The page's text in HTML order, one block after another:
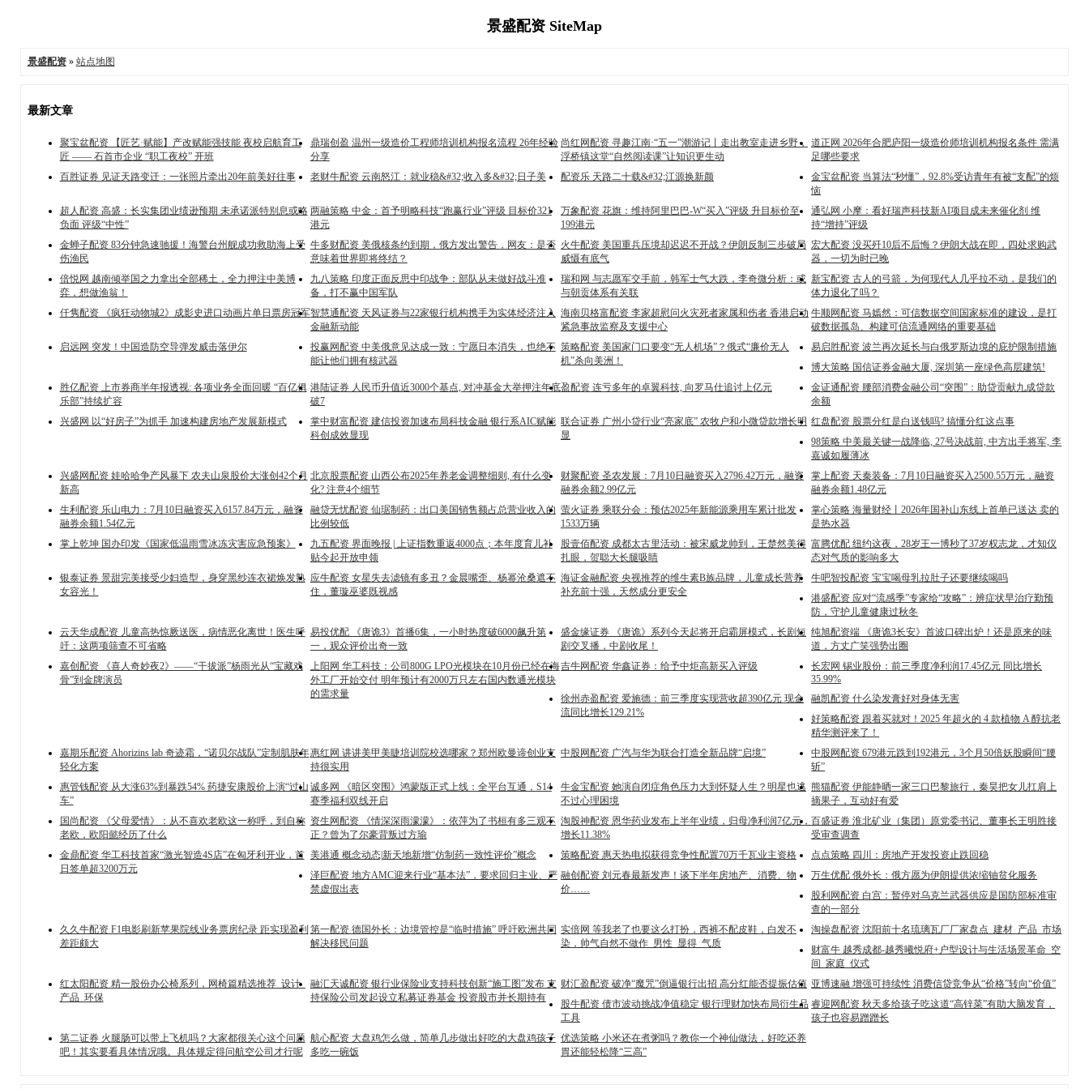
景盛配资 SiteMap
景盛配资» 站点地图
最新文章
聚宝盆配资 【匠艺·赋能】产改赋能强技能 夜校启航育工
匠 —— 石首市企业 “职工夜校” 开班
鼎瑞创盈 温州一级造价工程师培训机构报名流程 26年经验
分享
尚红网配资 寻趣江南·“五一”潮游记丨走出教室走进乡野，
浮桥镇这堂“自然阅读课”让知识更生动
道正网 2026年合肥庐阳一级造价师培训机构报名条件 需满
足哪些要求
百胜证券 见证天路变迁：一张照片牵出20年前美好往事
老财牛配资 云南怒江：就业稳&#32;收入多&#32;日子美 配资乐 天路二十载&#32;江源换新颜
金宝盆配资 当算法“秒懂”，92.8%受访青年有被“支配”的烦
恼
超人配资 高盛：长实集团业绩逊预期 未承诺派特别息或略
负面 评级“中性”
两融策略 中金：首予明略科技“跑赢行业”评级 目标价321
港元
万象配资 花旗：维持阿里巴巴-W“买入”评级 升目标价至
199港元
通弘网 小摩：看好瑞声科技新AI项目成未来催化剂 维
持“增持”评级
金蝉子配资 83分钟急速驰援！海警台州舰成功救助海上受
伤渔民
牛多财配资 美俄核条约到期，俄方发出警告，网友：是否
意味着世界即将终结？
火牛配资 美国重兵压境却迟迟不开战？伊朗反制三步破局
威慑有底气
宏大配资 没买歼10后不后悔？伊朗大战在即，四处求购武
器，一切为时已晚
倍悦网 越南倾举国之力拿出全部稀土，全力押注中美博
弈，想做渔翁！
九八策略 印度正面反思中印战争：部队从未做好战斗准
备，打不赢中国军队
瑞和网 与志愿军交手前，韩军士气大跌，李奇微分析：或
与朝贡体系有关联
新宝配资 古人的弓箭，为何现代人几乎拉不动，是我们的
体力退化了吗？
仟隽配资 《疯狂动物城2》成影史进口动画片单日票房冠军智慧通配资 天风证券与22家银行机构携手为实体经济注入
金融新动能
海南贝格富配资 李家超慰问火灾死者家属和伤者 香港启动
紧急事故监察及支援中心
牛顺网配资 马嫣然：可信数据空间国家标准的建设，是打
破数据孤岛、构建可信流通网络的重要基础
启远网 突发！中国造防空导弹发威击落伊尔
投赢网配资 中美俄意见达成一致：宁愿日本消失，也绝不
能让他们拥有核武器
策略配资 美国家门口要变“无人机场”？俄式“廉价无人
机”杀向美洲！
易启胜配资 波兰再次延长与白俄罗斯边境的庇护限制措施
博大策略 国信证券金融大厦, 深圳第一座绿色高层建筑!
胜亿配资 上市券商半年报透视: 各项业务全面回暖 “百亿俱
乐部”持续扩容
港陆证券 人民币升值近3000个基点, 对冲基金大举押注年底
破7
盈配资 连亏多年的卓翼科技, 向罗马仕追讨上亿元
金证通配资 腰部消费金融公司“突围”：助贷贡献九成贷款
余额
兴盛网 以“好房子”为抓手 加速构建房地产发展新模式
掌中财富配资 建信投资加速布局科技金融 银行系AIC赋能
科创成效显现
联合证券 广州小贷行业“亮家底” 农牧户和小微贷款增长明
显
红盘配资 股票分红是白送钱吗? 搞懂分红这点事
98策略 中美最关键一战降临, 27号决战前, 中方出手将军, 李
嘉诚如履薄冰
兴盛网配资 娃哈哈争产风暴下 农夫山泉股价大涨创42个月
新高
北京股票配资 山西公布2025年养老金调整细则, 有什么变
化? 注意4个细节
财聚配资 圣农发展：7月10日融资买入2796.42万元，融资
融券余额2.99亿元
掌上配资 天秦装备：7月10日融资买入2500.55万元，融资
融券余额1.48亿元
生利配资 乐山电力：7月10日融资买入6157.84万元，融资
融券余额1.54亿元
融贷无忧配资 仙琚制药：出口美国销售额占总营业收入的
比例较低
萤火证券 乘联分会：预估2025年新能源乘用车累计批发
1533万辆
掌心策略 海量财经丨2026年国补山东线上首单已送达 卖的
是热水器
掌上乾坤 国办印发《国家低温雨雪冰冻灾害应急预案》
九五配资 界面晚报 | 上证指数重返4000点；本年度育儿补
贴今起开放申领
股壹佰配资 成都太古里活动：被宋威龙帅到，王楚然美得
扎眼，贺聪大长腿吸睛
富腾优配 纽约这夜，28岁王一博秒了37岁权志龙，才知仪
态对气质的影响多大
银泰证券 景甜完美接受少妇造型，身穿黑纱连衣裙焕发熟
女容光！
应牛配资 女星失去滤镜有多丑？金晨嘴歪、杨幂沧桑遮不
住，董璇巫婆既视感
海证金融配资 央视推荐的维生素B族品牌，儿童成长营养
补充前十强，天然成分更安全
牛吧智投配资 宝宝喝母乳拉肚子还要继续喝吗
港盛配资 应对“流感季”专家给“攻略”：辨症状早治疗勤预
防，守护儿童健康过秋冬
云天华成配资 儿童高热惊厥送医，病情恶化离世！医生呼
吁：这两项筛查不可省略
易投优配 《唐诡3》首播6集，一小时热度破6000飙升第
一，观众评价出奇一致
盛金缘证券 《唐诡》系列今天起将开启霸屏模式，长剧短
剧交叉播，中剧收尾！
纯旭配资端 《唐诡3长安》首波口碑出炉！还是原来的味
道，方丈广笑强势出圈
嘉创配资 《喜人奇妙夜2》——“干拔派”杨雨光从“宝藏戏
骨”到金牌演员
上阳网 华工科技：公司800G LPO光模块在10月份已经在海
外工厂开始交付 明年预计有2000万只左右国内数通光模块
的需求量
吉牛网配资 华鑫证券：给予中炬高新买入评级
长宏网 锡业股份：前三季度净利润17.45亿元 同比增长
35.99%
徐州赤盈配资 爱施德：前三季度实现营收超390亿元 现金
流同比增长129.21%
融凯配资 什么染发膏好对身体无害
好策略配资 跟着买就对！2025 年超火的 4 款植物 A 醇抗老
精华测评来了！
嘉期乐配资 Ahorizins lab 奇迹霜，“诺贝尔战队”定制肌肤年
轻化方案
惠红网 讲讲美甲美睫培训院校选哪家？郑州欧曼谛创业支
持很实用
中股网配资 广汽与华为联合打造全新品牌“启境”
中股网配资 679港元跌到192港元，3个月50倍妖股瞬间“腰
斩”
惠管钱配资 从大涨63%到暴跌54% 药捷安康股价上演“过山
车”
诚多网 《暗区突围》鸿蒙版正式上线：全平台互通，S14
赛季福利双线开启
牛金宝配资 她演自闭症角色压力大到怀疑人生？明星也逃
不过心理困境
熊猫配资 伊能静晒一家三口巴黎旅行，秦昊把女儿扛肩上
摘果子，互动好有爱
国尚配资 《父母爱情》：从不喜欢老欧这一称呼，到自称
老欧，欧阳懿经历了什么
资生网配资 《情深深雨濛濛》：依萍为了书桓有多三观不
正？曾为了尔豪背叛过方瑜
淘股神配资 恩华药业发布上半年业绩，归母净利润7亿元，
增长11.38%
百盛证券 淮北矿业（集团）原党委书记、董事长王明胜接
受审查调查
金鼎配资 华工科技首家“激光智造4S店”在匈牙利开业，首
日签单超3200万元
美港通 概念动态|新天地新增“仿制药一致性评价”概念 策略配资 惠天热电拟获得竞争性配置70万千瓦业主资格
点点策略 四川：房地产开发投资止跌回稳
泽巨配资 地方AMC迎来行业“基本法”，要求回归主业、严
禁虚假出表
融创配资 刘元春最新发声！谈下半年房地产、消费、物
价……
万生优配 俄外长：俄方愿为伊朗提供浓缩铀贫化服务
股利网配资 白宫：暂停对乌克兰武器供应是国防部标准审
查的一部分
久久牛配资 F1电影刷新苹果院线业务票房纪录 距实现盈利
差距颇大
第一配资 德国外长：边境管控是“临时措施” 呼吁欧洲共同
解决移民问题
实倍网 等我老了也要这么打扮，西裤不配皮鞋，白发不
染，帅气自然不做作_男性_显得_气质
淘操盘配资 沈阳前十名琉璃瓦厂厂家盘点_建材_产品_市场
财富牛 越秀成都-越秀曦悦府+户型设计与生活场景革命_空
间_家庭_仪式
红太阳配资 精一股份办公椅系列，网椅篇精选推荐_设计_
产品_环保
融汇天诚配资 银行业保险业支持科技创新“施工图”发布 支
持保险公司发起设立私募证券基金 投资股市并长期持有
财汇盈配资 破净“魔咒”倒逼银行出招 高分红能否提振估值 亚博速融 增强可持续性 消费信贷竞争从“价格”转向“价值”
股牛配资 债市波动挑战净值稳定 银行理财加快布局衍生品
工具
睿迎网配资 秋天多给孩子吃这道“高锌菜”有助大脑发育，
孩子也容易蹭蹭长
第二证券 火腿肠可以带上飞机吗？大家都很关心这个问题
吧！其实要看具体情况哦。具体规定得问航空公司才行呢
航心配资 大盘鸡怎么做，简单几步做出好吃的大盘鸡孩子
多吃一碗饭
优选策略 小米还在煮粥吗？教你一个神仙做法，好吃还养
胃还能轻松降“三高”